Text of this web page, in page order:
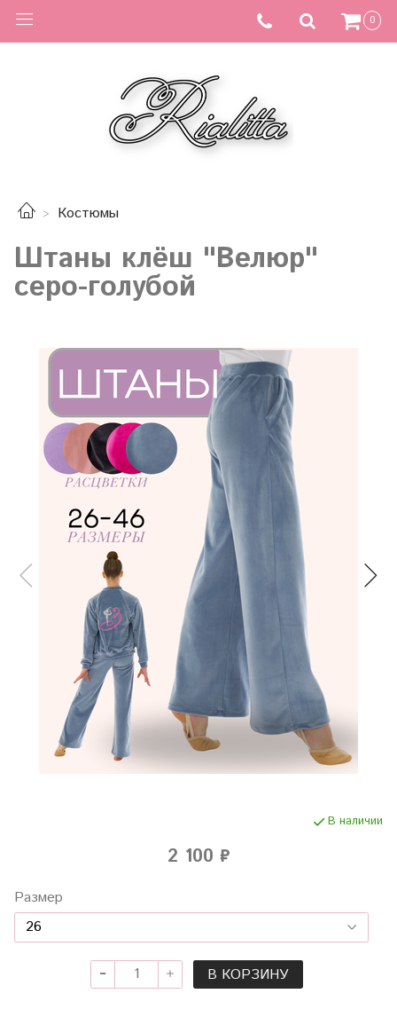
0
Костюмы
Штаны клёш "Велюр"
серо-голубой
В наличии
2 100 ₽
Размер
В КОРЗИНУ